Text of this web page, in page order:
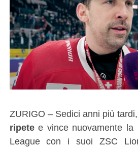
ZURIGO – Sedici anni più tardi,
ripetee vince nuovamente la
League con i suoi ZSC